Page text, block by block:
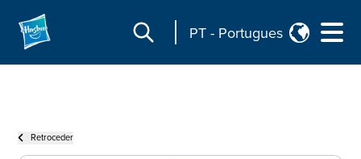
PT - Portugues
Retroceder